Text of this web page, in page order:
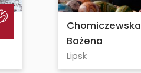
Chomiczewska
Bożena
Lipsk